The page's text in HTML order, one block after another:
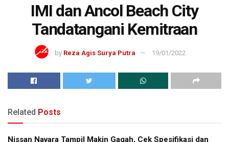
IMI dan Ancol Beach City
Tandatangani Kemitraan
by Reza Agis Surya Putra 19/01/2022
Related Posts
Nissan Navara Tampil Makin Gagah, Cek Spesifikasi dan